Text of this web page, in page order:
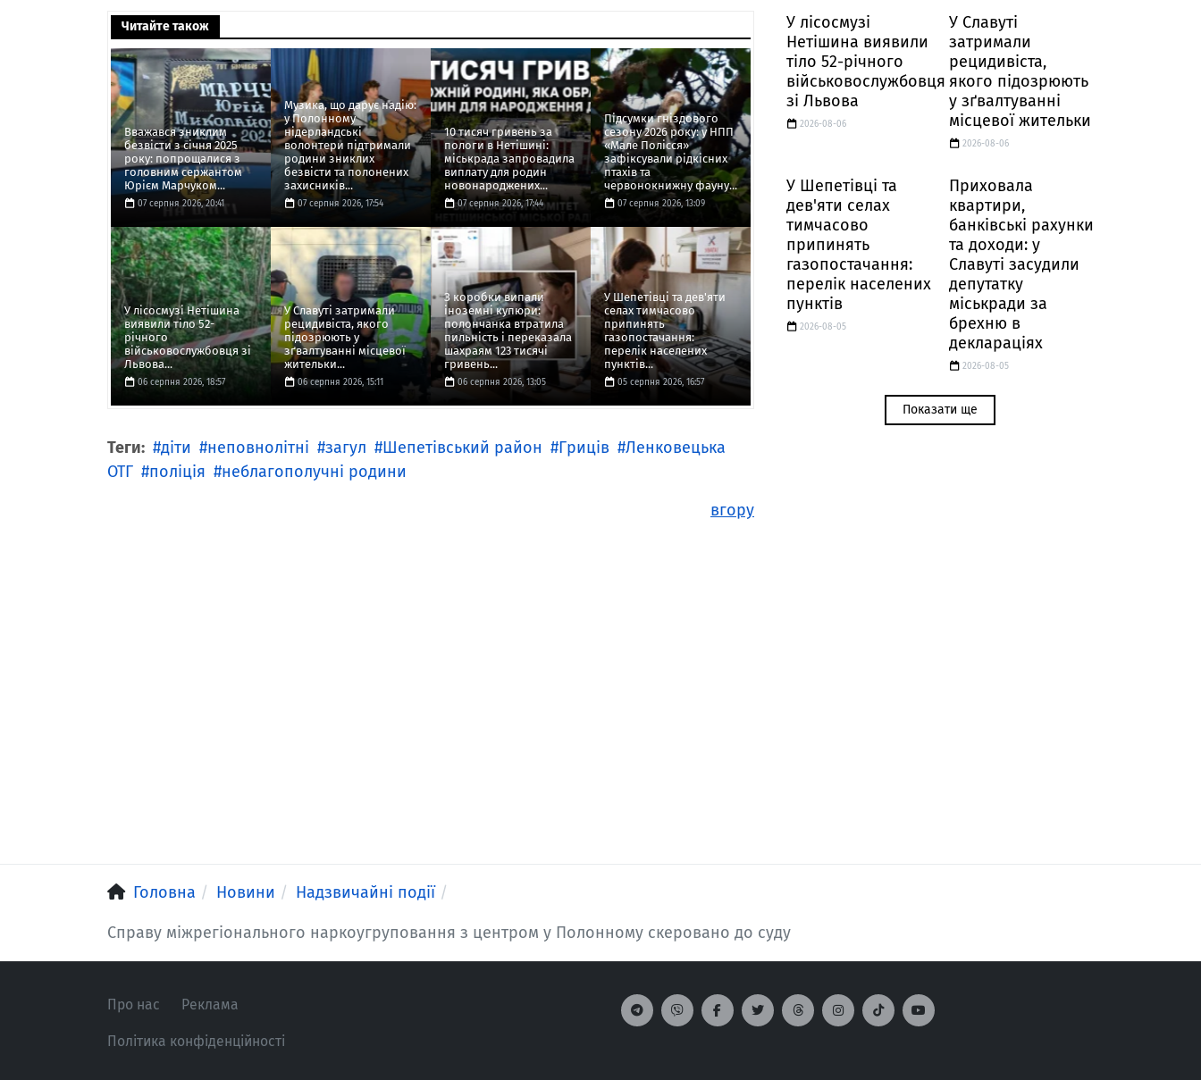
Читайте також
Вважався зниклим
безвісти з січня 2025
року: попрощалися з
головним сержантом
Юрієм Марчуком...
07 серпня 2026, 20:41
Музика, що дарує надію:
у Полонному
нідерландські
волонтери підтримали
родини зниклих
безвісти та полонених
захисників...
07 серпня 2026, 17:54
10 тисяч гривень за
пологи в Нетішині:
міськрада запровадила
виплату для родин
новонароджених...
07 серпня 2026, 17:44
Підсумки гніздового
сезону 2026 року: у НПП
«Мале Полісся»
зафіксували рідкісних
птахів та
червонокнижну фауну...
07 серпня 2026, 13:09
У лісосмузі Нетішина
виявили тіло 52-
річного
військовослужбовця зі
Львова...
06 серпня 2026, 18:57
У Славуті затримали
рецидивіста, якого
підозрюють у
зґвалтуванні місцевої
жительки...
06 серпня 2026, 15:11
З коробки випали
іноземні купюри:
полончанка втратила
пильність і переказала
шахраям 123 тисячі
гривень...
06 серпня 2026, 13:05
У Шепетівці та дев'яти
селах тимчасово
припинять
газопостачання:
перелік населених
пунктів...
05 серпня 2026, 16:57
Теги: діти неповнолітні загул Шепетівський район Гриців
Ленковецька
ОТГ
поліція
неблагополучні родини
вгору
У лісосмузі
Нетішина виявили
тіло 52-річного
військовослужбовця
зі Львова
2026-08-06
У Славуті
затримали
рецидивіста,
якого підозрюють
у зґвалтуванні
місцевої жительки
2026-08-06
У Шепетівці та
дев'яти селах
тимчасово
припинять
газопостачання:
перелік населених
пунктів
2026-08-05
Приховала
квартири,
банківські рахунки
та доходи: у
Славуті засудили
депутатку
міськради за
брехню в
деклараціях
2026-08-05
Показати ще
Головна Новини Надзвичайні події
Справу міжрегіонального наркоугруповання з центром у Полонному скеровано до суду
Про нас Реклама
Політика конфіденційності